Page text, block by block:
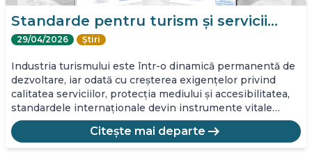
Standarde pentru turism și servicii…
29/04/2026 Știri
Industria turismului este într-o dinamică permanentă de
dezvoltare, iar odată cu creșterea exigențelor privind
calitatea serviciilor, protecția mediului și accesibilitatea,
standardele internaționale devin instrumente vitale…
Citește mai departe arrow_right_alt